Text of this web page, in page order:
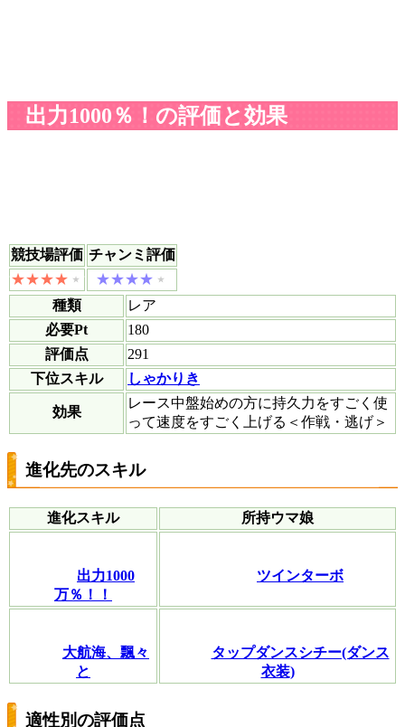
出力1000％！の評価と効果
競技場評価 チャンミ評価
種類
レア
必要Pt
180
評価点
291
下位スキル
しゃかりき
効果
レース中盤始めの方に持久力をすごく使
って速度をすごく上げる＜作戦・逃げ＞
進化先のスキル
進化スキル 所持ウマ娘
出力1000
万％！！
ツインターボ
大航海、飄々
と
タップダンスシチー(ダンス
衣装)
適性別の評価点